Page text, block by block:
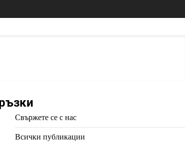
Свържете се с нас
Всички публикации